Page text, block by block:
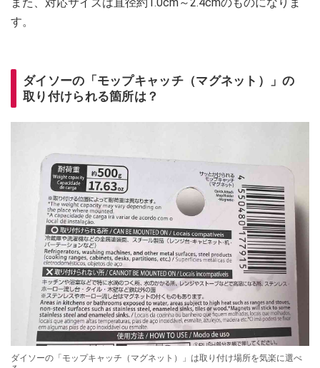
す。
ダイソーの「モップキャッチ（マグネット）」の
取り付けられる箇所は？
ダイソーの「モップキャッチ（マグネット）」は取り付け場所を気楽に選べ